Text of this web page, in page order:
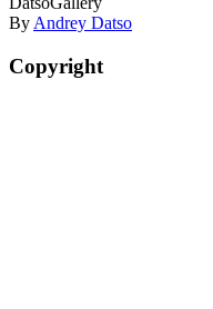
By Andrey Datso
Copyright